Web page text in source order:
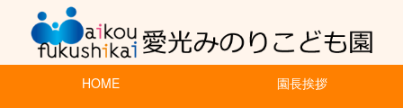
HOME
園長挨拶